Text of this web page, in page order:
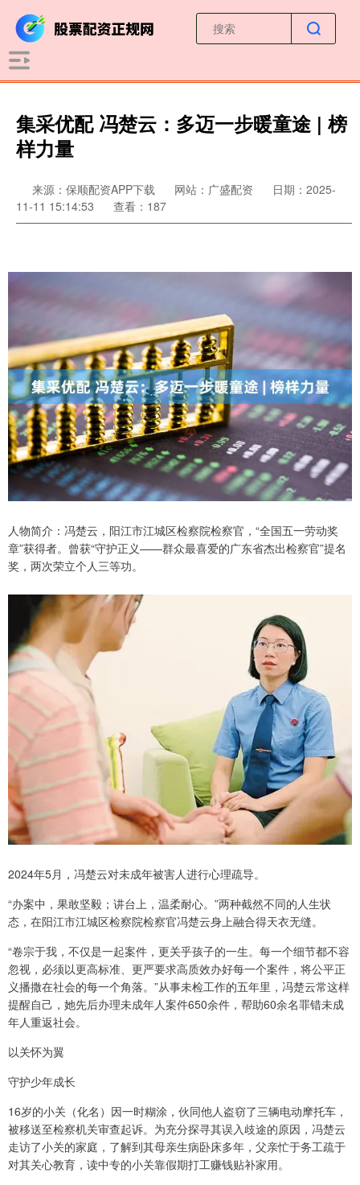
集采优配 冯楚云：多迈一步暖童途 | 榜
样力量
来源：保顺配资APP下载 网站：广盛配资
日期：2025-
11-11 15:14:53
查看：187
人物简介：冯楚云，阳江市江城区检察院检察官，“全国五一劳动奖
章”获得者。曾获“守护正义——群众最喜爱的广东省杰出检察官”提名
奖，两次荣立个人三等功。
2024年5月，冯楚云对未成年被害人进行心理疏导。
“办案中，果敢坚毅；讲台上，温柔耐心。”两种截然不同的人生状
态，在阳江市江城区检察院检察官冯楚云身上融合得天衣无缝。
“卷宗于我，不仅是一起案件，更关乎孩子的一生。每一个细节都不容
忽视，必须以更高标准、更严要求高质效办好每一个案件，将公平正
义播撒在社会的每一个角落。”从事未检工作的五年里，冯楚云常这样
提醒自己，她先后办理未成年人案件650余件，帮助60余名罪错未成
年人重返社会。
以关怀为翼
守护少年成长
16岁的小关（化名）因一时糊涂，伙同他人盗窃了三辆电动摩托车，
被移送至检察机关审查起诉。为充分探寻其误入歧途的原因，冯楚云
走访了小关的家庭，了解到其母亲生病卧床多年，父亲忙于务工疏于
对其关心教育，读中专的小关靠假期打工赚钱贴补家用。